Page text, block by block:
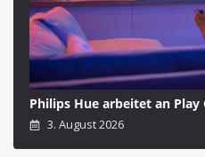
Philips Hue arbeitet an
3. August 2026